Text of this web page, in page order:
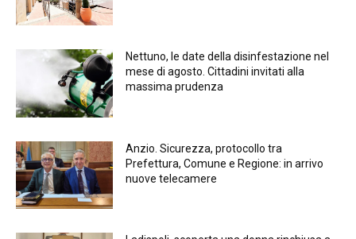
Nettuno, le date della disinfestazione nel
mese di agosto. Cittadini invitati alla
massima prudenza
Anzio. Sicurezza, protocollo tra
Prefettura, Comune e Regione: in arrivo
nuove telecamere